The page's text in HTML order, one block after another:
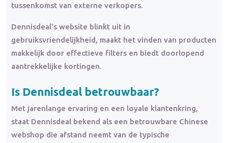
tussenkomst van externe verkopers.
Dennisdeal's website blinkt uit in
gebruiksvriendelijkheid, maakt het vinden van producten
makkelijk door effectieve filters en biedt doorlopend
aantrekkelijke kortingen.
Is Dennisdeal betrouwbaar?
Met jarenlange ervaring en een loyale klantenkring,
staat Dennisdeal bekend als een betrouwbare Chinese
webshop die afstand neemt van de typische